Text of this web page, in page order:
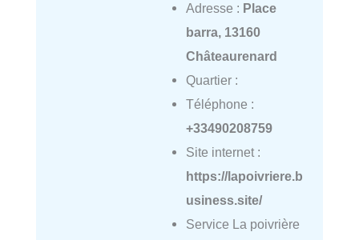
Adresse : Place
barra, 13160
Châteaurenard
Quartier :
Téléphone :
+33490208759
Site internet :
https://lapoivriere.b
usiness.site/
Service La poivrière